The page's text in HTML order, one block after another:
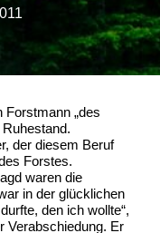
Forstmann „des
der diesem Beruf
Forstes.
waren die
in der glücklichen
den ich wollte“,
Verabschiedung. Er